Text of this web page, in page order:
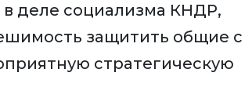
деле социализма КНДР,
защитить общие с
стратегическую